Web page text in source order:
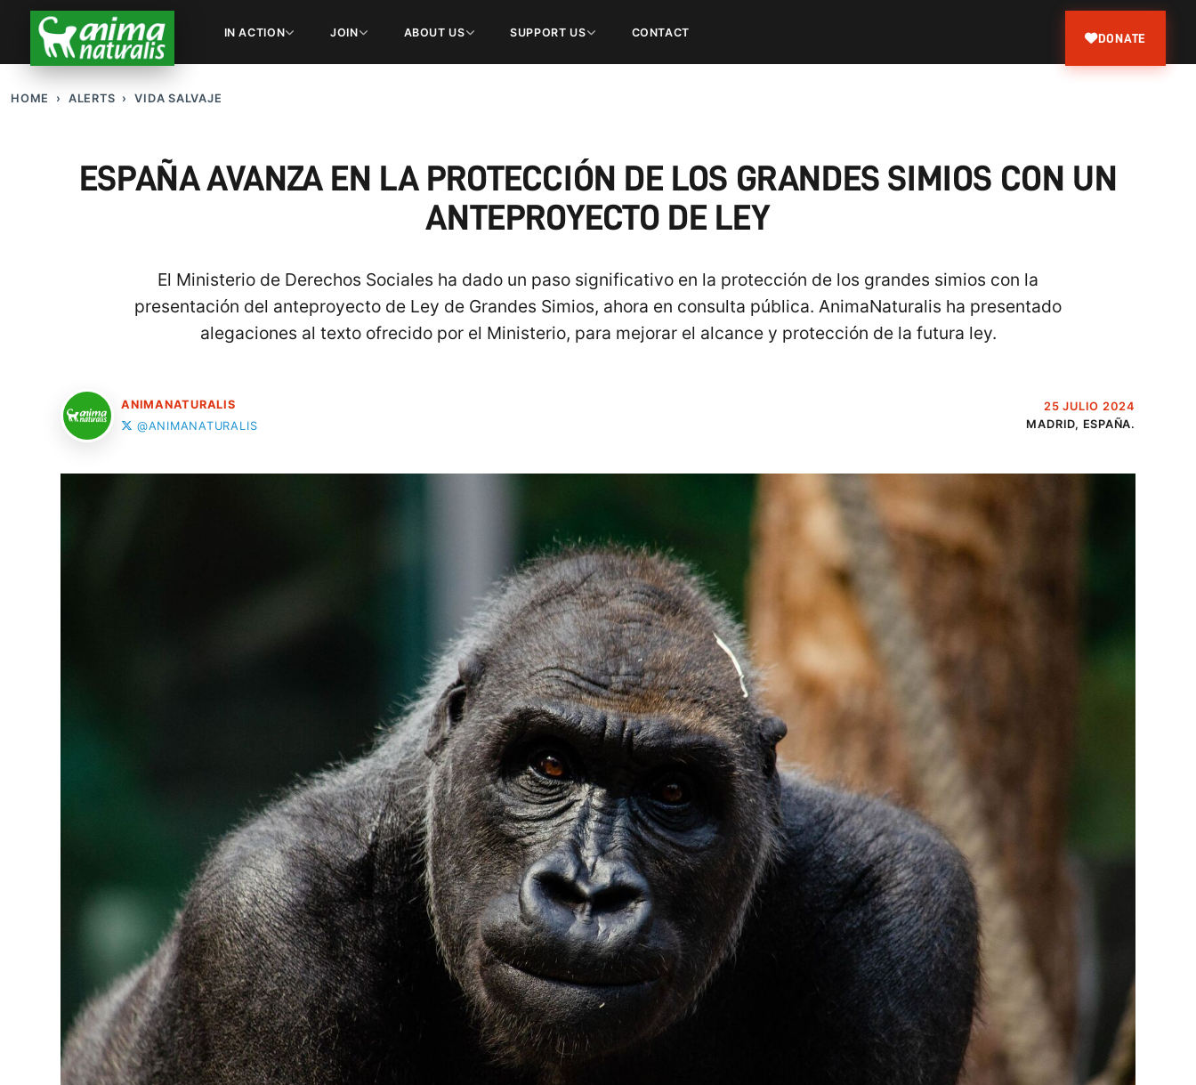
IN ACTION JOIN ABOUT US SUPPORT US CONTACT DONATE
HOME ALERTS VIDA SALVAJE
ESPAÑA AVANZA EN LA PROTECCIÓN DE LOS GRANDES SIMIOS CON UN
ANTEPROYECTO DE LEY
El Ministerio de Derechos Sociales ha dado un paso significativo en la protección de los grandes simios con la
presentación del anteproyecto de Ley de Grandes Simios, ahora en consulta pública. AnimaNaturalis ha presentado
alegaciones al texto ofrecido por el Ministerio, para mejorar el alcance y protección de la futura ley.
ANIMANATURALIS
@ANIMANATURALIS
25 JULIO 2024
MADRID, ESPAÑA.